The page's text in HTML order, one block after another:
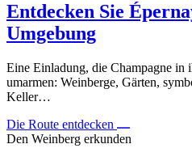
Entdecken Sie
Umgebung
Eine Einladung, die Champagne in
umarmen: Weinberge, Gärten,
Keller…
Die Route entdecken
Den Weinberg erkunden